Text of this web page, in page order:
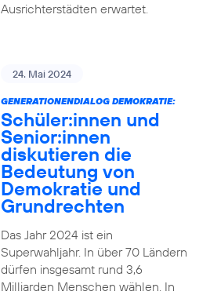
Ausrichterstädten erwartet.
24. Mai 2024
GENERATIONENDIALOG DEMOKRATIE:
Schüler:innen und
Senior:innen
diskutieren die
Bedeutung von
Demokratie und
Grundrechten
Das Jahr 2024 ist ein
Superwahljahr. In über 70 Ländern
dürfen insgesamt rund 3,6
Milliarden Menschen wählen. In